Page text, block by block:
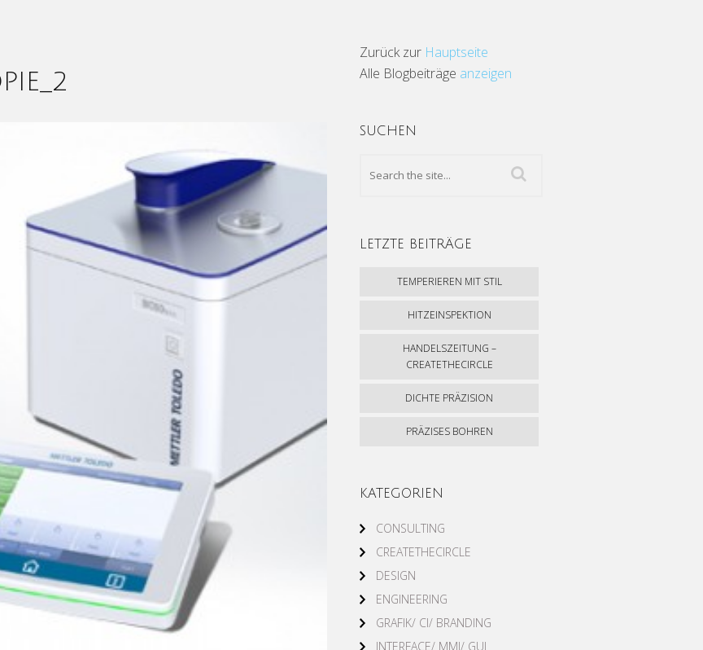
Zurück zur Hauptseite
Alle Blogbeiträge anzeigen
SUCHEN
LETZTE BEITRÄGE
TEMPERIEREN MIT STIL
HITZEINSPEKTION
HANDELSZEITUNG –
CREATETHECIRCLE
DICHTE PRÄZISION
PRÄZISES BOHREN
KATEGORIEN
CONSULTING
CREATETHECIRCLE
DESIGN
ENGINEERING
GRAFIK/ CI/ BRANDING
INTERFACE/ MMI/ GUI